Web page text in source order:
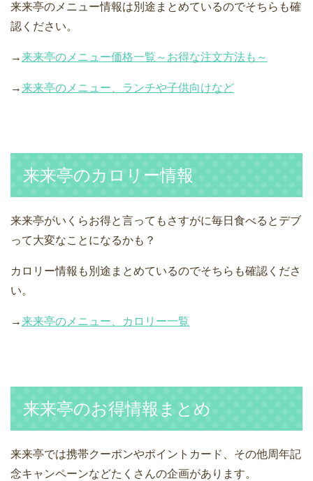
来来亭のメニュー情報は別途まとめているのでそちらも確
認ください。
→来来亭のメニュー価格一覧～お得な注文方法も～
→来来亭のメニュー、ランチや子供向けなど
来来亭のカロリー情報
来来亭がいくらお得と言ってもさすがに毎日食べるとデブ
って大変なことになるかも？
カロリー情報も別途まとめているのでそちらも確認くださ
い。
→来来亭のメニュー、カロリー一覧
来来亭のお得情報まとめ
来来亭では携帯クーポンやポイントカード、その他周年記
念キャンペーンなどたくさんの企画があります。